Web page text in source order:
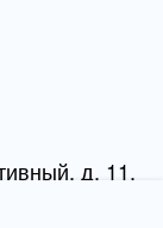
д. 11,